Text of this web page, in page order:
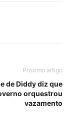
Próximo artigo
de Diddy diz que
orquestrou
vazamento